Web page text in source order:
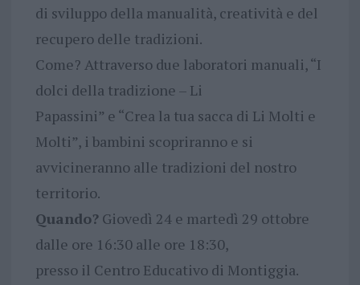
di sviluppo della manualità, creatività e del
recupero delle tradizioni.
Come? Attraverso due laboratori manuali, “I
dolci della tradizione – Li
Papassini” e “Crea la tua sacca di Li Molti e
Molti”, i bambini scopriranno e si
avvicineranno alle tradizioni del nostro
territorio.
Quando?Giovedì 24 e martedì 29 ottobre
dalle ore 16:30 alle ore 18:30,
presso il Centro Educativo di Montiggia.